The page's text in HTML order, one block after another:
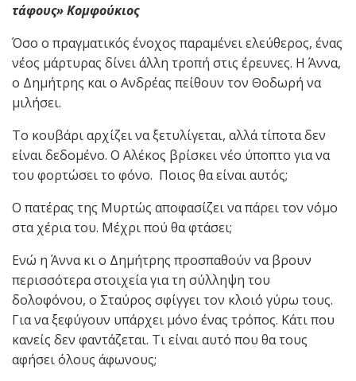
τάφους»Κομφούκιος
Όσο ο πραγματικός ένοχος παραμένει ελεύθερος, ένας
νέος μάρτυρας δίνει άλλη τροπή στις έρευνες. Η Άννα,
ο Δημήτρης και ο Ανδρέας πείθουν τον Θοδωρή να
μιλήσει.
Το κουβάρι αρχίζει να ξετυλίγεται, αλλά τίποτα δεν
είναι δεδομένο. Ο Αλέκος βρίσκει νέο ύποπτο για να
του φορτώσει το φόνο. Ποιος θα είναι αυτός;
Ο πατέρας της Μυρτώς αποφασίζει να πάρει τον νόμο
στα χέρια του. Μέχρι πού θα φτάσει;
Ενώ η Άννα κι ο Δημήτρης προσπαθούν να βρουν
περισσότερα στοιχεία για τη σύλληψη του
δολοφόνου, ο Σταύρος σφίγγει τον κλοιό γύρω τους.
Για να ξεφύγουν υπάρχει μόνο ένας τρόπος. Κάτι που
κανείς δεν φαντάζεται. Τι είναι αυτό που θα τους
αφήσει όλους άφωνους;